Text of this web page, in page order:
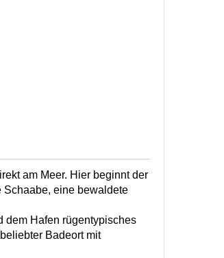
am Meer. Hier beginnt der
Schaabe, eine bewaldete
dem Hafen rügentypisches
Badeort mit